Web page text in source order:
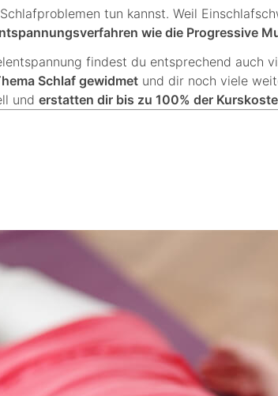
tun kannst. Weil
wie die Progressive
findest du entsprechend
Schlaf gewidmet und dir noch viele
und erstatten dir bis zu 100% der